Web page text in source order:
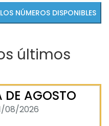
VER TODOS LOS NÚMEROS DISPONIBLES
últimos
DE AGOSTO
08/2026